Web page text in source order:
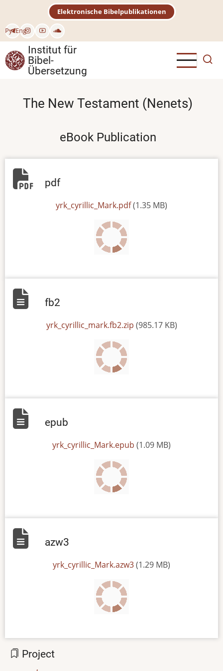
Inhalt
РусEng
Elektronische Bibelpublikationen
Institut für
Bibel-
Übersetzung
The New Testament (Nenets)
eBook Publication
pdf
yrk_cyrillic_Mark.pdf(1.35 MB)
fb2
yrk_cyrillic_mark.fb2.zip (985.17 KB)
epub
yrk_cyrillic_Mark.epub (1.09 MB)
azw3
yrk_cyrillic_Mark.azw3(1.29 MB)
Project